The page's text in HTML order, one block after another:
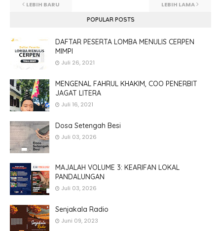
LEBIH BARU LEBIH LAMA
POPULAR POSTS
DAFTAR PESERTA LOMBA MENULIS CERPEN
MIMPI
Juli 26, 2021
MENGENAL FAHRUL KHAKIM, COO PENERBIT
JAGAT LITERA
Juli 16, 2021
Dosa Setengah Besi
Juli 03, 2026
MAJALAH VOLUME 3: KEARIFAN LOKAL
PANDALUNGAN
Juli 03, 2026
Senjakala Radio
Juni 09, 2023